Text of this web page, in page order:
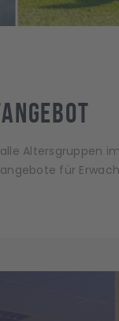
Altersgruppen
für